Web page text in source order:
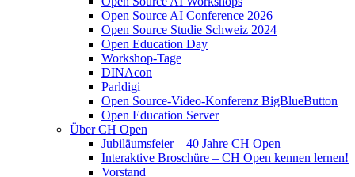
Open Source AI Conference 2026
Open Source Studie Schweiz 2024
Open Education Day
Workshop-Tage
DINAcon
Parldigi
Open Source-Video-Konferenz BigBlueButton
Open Education Server
Über CH Open
Jubiläumsfeier – 40 Jahre CH Open
Interaktive Broschüre – CH Open kennen lernen!
Vorstand